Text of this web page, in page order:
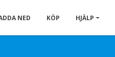
NED KÖP HJÄLP